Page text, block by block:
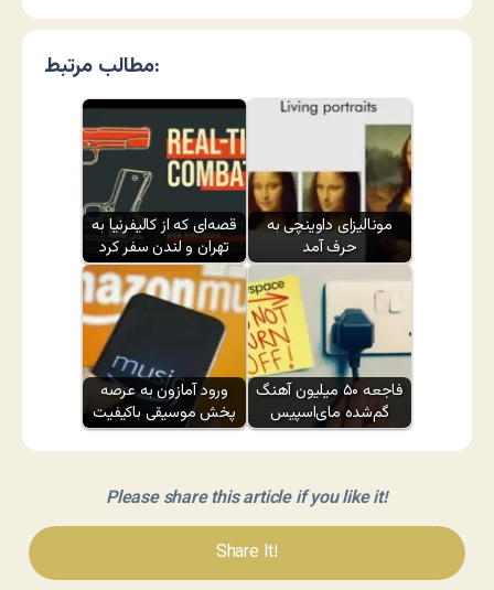
مطالب مرتبط:
قصه‌ای که از کالیفرنیا به
تهران و لندن سفر کرد
مونالیزای داوینچی به
حرف آمد
ورود آمازون به عرصه
پخش موسیقی باکیفیت
فاجعه ۵۰ میلیون آهنگ
گم‌شده مای‌اسپیس
Please share this article if you like it!
Share It!